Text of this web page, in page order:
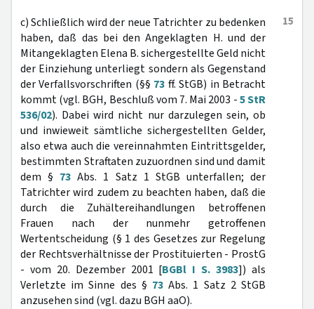
15
c) Schließlich wird der neue Tatrichter zu bedenken
haben, daß das bei den Angeklagten H. und der
Mitangeklagten Elena B. sichergestellte Geld nicht
der Einziehung unterliegt sondern als Gegenstand
der Verfallsvorschriften (§§ 73 ff. StGB) in Betracht
kommt (vgl. BGH, Beschluß vom 7. Mai 2003 -5 StR
536/02). Dabei wird nicht nur darzulegen sein, ob
und inwieweit sämtliche sichergestellten Gelder,
also etwa auch die vereinnahmten Eintrittsgelder,
bestimmten Straftaten zuzuordnen sind und damit
dem § 73 Abs. 1 Satz 1 StGB unterfallen; der
Tatrichter wird zudem zu beachten haben, daß die
durch die Zuhältereihandlungen betroffenen
Frauen nach der nunmehr getroffenen
Wertentscheidung (§ 1 des Gesetzes zur Regelung
der Rechtsverhältnisse der Prostituierten - ProstG
- vom 20. Dezember 2001 [BGBl I S. 3983]) als
Verletzte im Sinne des § 73 Abs. 1 Satz 2 StGB
anzusehen sind (vgl. dazu BGH aaO).